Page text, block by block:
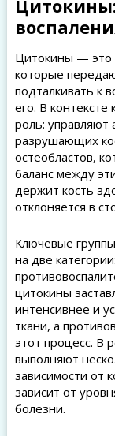
Цитокины — это
которые
подталкивать к
его. В
роль: управляют
разрушающих
остеобластов,
баланс между
держит кость
отклоняется в
Ключевые
на две
цитокины
интенсивнее и
ткани, а
этот процесс. В
выполняют
зависимости от
зависит от
болезни.